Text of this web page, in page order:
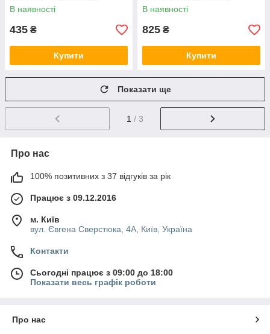
В наявності
435 ₴
Купити
В наявності
825 ₴
Купити
Показати ще
1 / 3
Про нас
100% позитивних з 37 відгуків за рік
Працює з 09.12.2016
м. Київ
вул. Євгена Сверстюка, 4А, Київ, Україна
Контакти
Сьогодні працює з 09:00 до 18:00
Показати весь графік роботи
Про нас